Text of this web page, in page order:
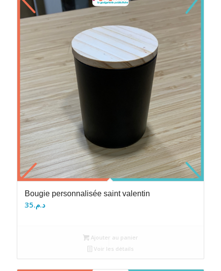
Bougie personnalisée saint valentin
د.م.35
Ajouter au panier
Voir les détails